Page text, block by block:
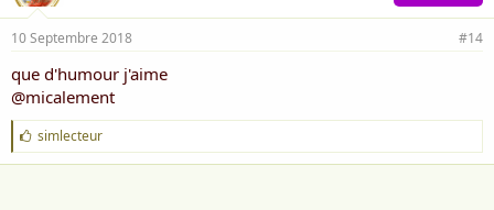
10 Septembre 2018 #14
que d'humour j'aime
@micalement
J
'
a
simlecteur